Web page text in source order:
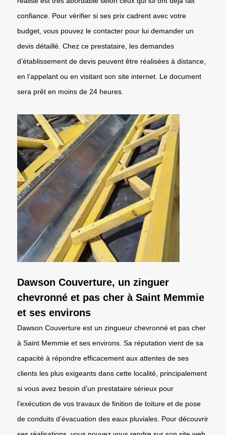
confiance. Pour vérifier si ses prix cadrent avec votre
budget, vous pouvez le contacter pour lui demander un
devis détaillé. Chez ce prestataire, les demandes
d’établissement de devis peuvent être réalisées à distance,
en l’appelant ou en visitant son site internet. Le document
sera prêt en moins de 24 heures.
Dawson Couverture, un zinguer
chevronné et pas cher à Saint Memmie
et ses environs
Dawson Couverture est un zingueur chevronné et pas cher
à Saint Memmie et ses environs. Sa réputation vient de sa
capacité à répondre efficacement aux attentes de ses
clients les plus exigeants dans cette localité, principalement
si vous avez besoin d’un prestataire sérieux pour
l’exécution de vos travaux de finition de toiture et de pose
de conduits d’évacuation des eaux pluviales. Pour découvrir